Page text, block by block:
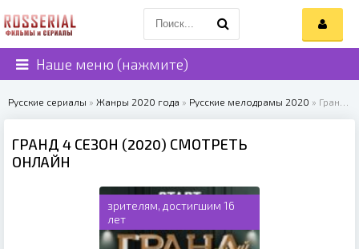
Наше меню (нажмите)
Русские сериалы » Жанры 2020 года » Русские мелодрамы 2020 » Гранд 4 сезон (2020)
ГРАНД 4 СЕЗОН (2020) СМОТРЕТЬ
ОНЛАЙН
зрителям, достигшим 16
лет